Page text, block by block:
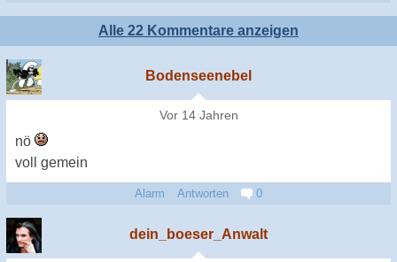
Alle 22 Kommentare anzeigen
Bodenseenebel
Vor 14 Jahren
nö
voll gemein
Alarm Antworten 0
dein_boeser_Anwalt